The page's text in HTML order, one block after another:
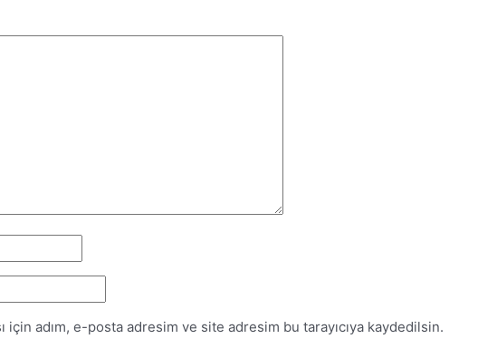
için adım, e-posta adresim ve site adresim bu tarayıcıya kaydedilsin.